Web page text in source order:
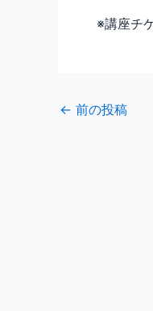
※講座チ
← 前の投稿